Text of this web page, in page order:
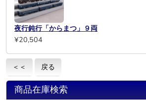
夜行鈍行「からまつ」９両
¥20,504
＜＜ 戻る
商品在庫検索